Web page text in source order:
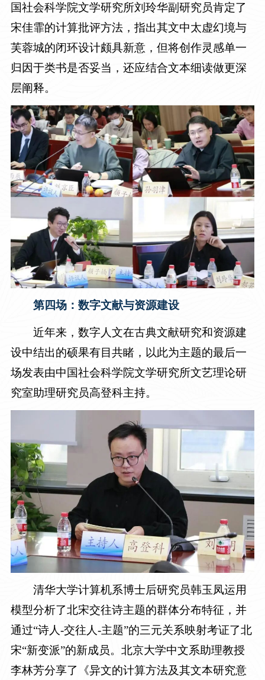
国社会科学院文学研究所刘玲华副研究员肯定了
宋佳霏的计算批评方法，指出其文中太虚幻境与
芙蓉城的闭环设计颇具新意，但将创作灵感单一
归因于类书是否妥当，还应结合文本细读做更深
层阐释。
第四场：数字文献与资源建设
近年来，数字人文在古典文献研究和资源建
设中结出的硕果有目共睹，以此为主题的最后一
场发表由中国社会科学院文学研究所文艺理论研
究室助理研究员高登科主持。
清华大学计算机系博士后研究员韩玉凤运用
模型分析了北宋交往诗主题的群体分布特征，并
通过“诗人-交往人-主题”的三元关系映射考证了北
宋“新变派”的新成员。北京大学中文系助理教授
李林芳分享了《异文的计算方法及其文本研究意